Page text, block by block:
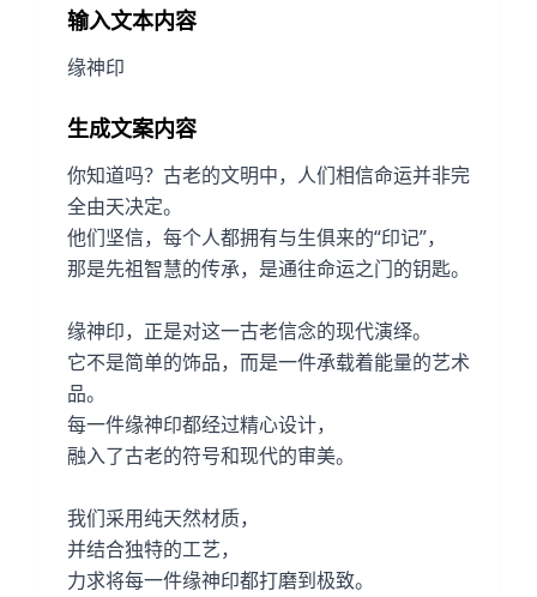
输入文本内容
缘神印
生成文案内容
你知道吗？古老的文明中，人们相信命运并非完
全由天决定。
他们坚信，每个人都拥有与生俱来的“印记”，
那是先祖智慧的传承，是通往命运之门的钥匙。
缘神印，正是对这一古老信念的现代演绎。
它不是简单的饰品，而是一件承载着能量的艺术
品。
每一件缘神印都经过精心设计，
融入了古老的符号和现代的审美。
我们采用纯天然材质，
并结合独特的工艺，
力求将每一件缘神印都打磨到极致。